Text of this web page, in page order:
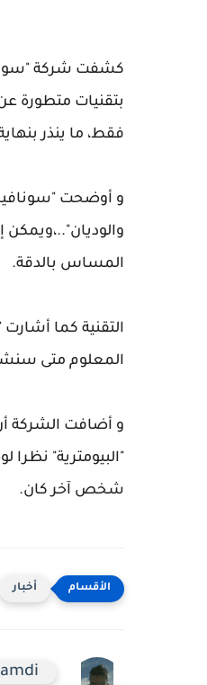
فقط، ما ينذر
و أوضحت
والوديان"..،ويمكن
المساس بالدقة.
التقنية كما
المعلوم متى
و أضافت الشركة
"البيومترية"
شخص آخر كان.
أخبار